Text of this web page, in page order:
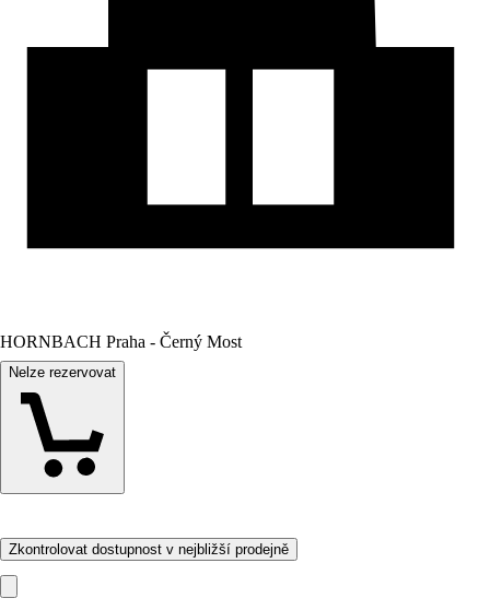
HORNBACH Praha - Černý Most
Nelze rezervovat
Zkontrolovat dostupnost v nejbližší prodejně